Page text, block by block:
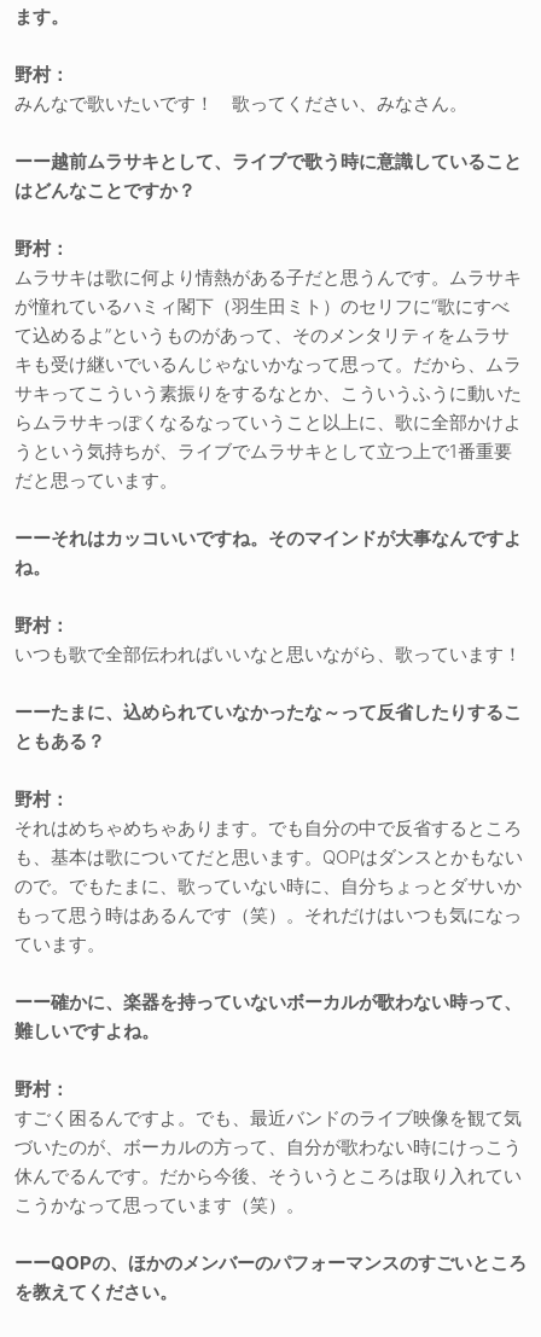
ます。
野村：
みんなで歌いたいです！ 歌ってください、みなさん。
ーー越前ムラサキとして、ライブで歌う時に意識していること
はどんなことですか？
野村：
ムラサキは歌に何より情熱がある子だと思うんです。ムラサキ
が憧れているハミィ閣下（羽生田ミト）のセリフに“歌にすべ
て込めるよ”というものがあって、そのメンタリティをムラサ
キも受け継いでいるんじゃないかなって思って。だから、ムラ
サキってこういう素振りをするなとか、こういうふうに動いた
らムラサキっぽくなるなっていうこと以上に、歌に全部かけよ
うという気持ちが、ライブでムラサキとして立つ上で1番重要
だと思っています。
ーーそれはカッコいいですね。そのマインドが大事なんですよ
ね。
野村：
いつも歌で全部伝わればいいなと思いながら、歌っています！
ーーたまに、込められていなかったな～って反省したりするこ
ともある？
野村：
それはめちゃめちゃあります。でも自分の中で反省するところ
も、基本は歌についてだと思います。QOPはダンスとかもない
ので。でもたまに、歌っていない時に、自分ちょっとダサいか
もって思う時はあるんです（笑）。それだけはいつも気になっ
ています。
ーー確かに、楽器を持っていないボーカルが歌わない時って、
難しいですよね。
野村：
すごく困るんですよ。でも、最近バンドのライブ映像を観て気
づいたのが、ボーカルの方って、自分が歌わない時にけっこう
休んでるんです。だから今後、そういうところは取り入れてい
こうかなって思っています（笑）。
ーーQOPの、ほかのメンバーのパフォーマンスのすごいところ
を教えてください。